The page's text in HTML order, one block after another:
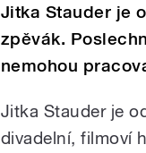
Jitka Stauder je
zpěvák.
nemohou
Jitka Stauder je
divadelní, filmoví